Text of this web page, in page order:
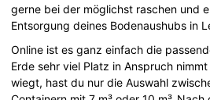
gerne bei der möglichst raschen und
Entsorgung deines Bodenaushubs in
Online ist es ganz einfach die
Erde sehr viel Platz in Anspruch
wiegt, hast du nur die Auswahl